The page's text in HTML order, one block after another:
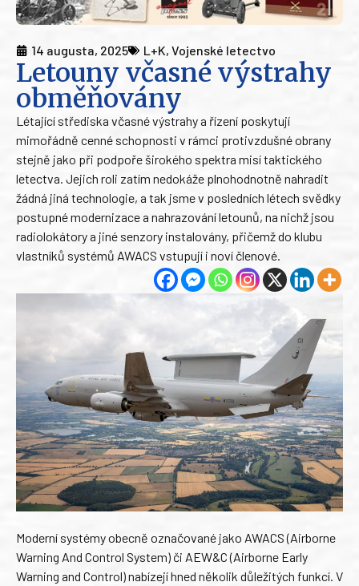
14 augusta, 2025 L+K, Vojenské letectvo
Letouny včasné výstrahy
obměňovány
Létající střediska včasné výstrahy a řízení poskytují
mimořádně cenné schopnosti v rámci protivzdušné obrany
stejně jako při podpoře širokého spektra misí taktického
letectva. Jejich roli zatím nedokáže plnohodnotně nahradit
žádná jiná technologie, a tak jsme v posledních létech svědky
postupné modernizace a nahrazování letounů, na nichž jsou
radiolokátory a jiné senzory instalovány, přičemž do klubu
vlastníků systémů AWACS vstupují i noví členové.
Moderní systémy obecně označované jako AWACS (Airborne
Warning And Control System) či AEW&C (Airborne Early
Warning and Control) nabízejí hned několik důležitých funkcí. V